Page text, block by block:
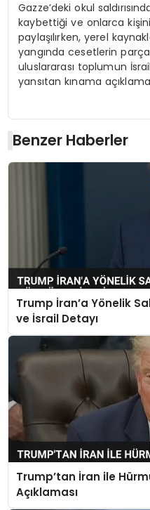
Gazze’deki okul
kaybettiği ve onlarca
paylaşılırken, yerel
yangında cesetlerin
uluslararası toplumun
yansıtan kınama
Benzer Haberler
Trump İran’a Yönelik
ve İsrail Detayı
Trump’tan İran ile
Açıklaması